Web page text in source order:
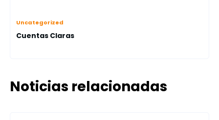
Uncategorized
Cuentas Claras
Noticias relacionadas